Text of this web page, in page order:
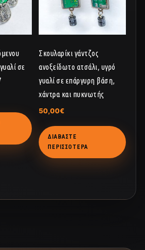
σε
Σκουλαρίκι γάντζος
ανοξείδωτο ατσάλι, υγρό
γυαλί σε επάργυρη βάση,
χάντρα και πυκνωτής
50,00€
ΔΙΑΒΆΣΤΕ
ΠΕΡΙΣΣΌΤΕΡΑ